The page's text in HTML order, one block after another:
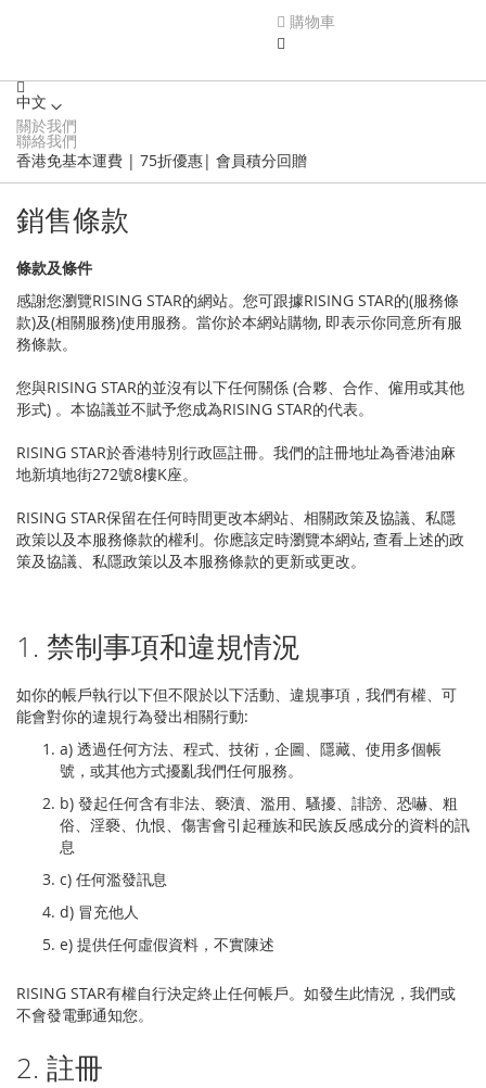
購物車
Language
中文
關於我們
聯絡我們
香港免基本運費 | 75折優惠| 會員積分回贈
銷售條款
條款及條件
感謝您瀏覽RISING STAR的網站。您可跟據RISING STAR的(服務條
款)及(相關服務)使用服務。當你於本網站購物, 即表示你同意所有服
務條款。
您與RISING STAR的並沒有以下任何關係 (合夥、合作、僱用或其他
形式) 。本協議並不賦予您成為RISING STAR的代表。
RISING STAR於香港特別行政區註冊。我們的註冊地址為香港油麻
地新填地街272號8樓K座。
RISING STAR保留在任何時間更改本網站、相關政策及協議、私隱
政策以及本服務條款的權利。你應該定時瀏覽本網站, 查看上述的政
策及協議、私隱政策以及本服務條款的更新或更改。
1. 禁制事項和違規情況
如你的帳戶執行以下但不限於以下活動、違規事項，我們有權、可
能會對你的違規行為發出相關行動:
a) 透過任何方法、程式、技術，企圖、隱藏、使用多個帳
號，或其他方式擾亂我們任何服務。
b) 發起任何含有非法、褻瀆、濫用、騷擾、誹謗、恐嚇、粗
俗、淫褻、仇恨、傷害會引起種族和民族反感成分的資料的訊
息
c) 任何濫發訊息
d) 冒充他人
e) 提供任何虛假資料，不實陳述
RISING STAR有權自行決定終止任何帳戶。如發生此情況，我們或
不會發電郵通知您。
2. 註冊